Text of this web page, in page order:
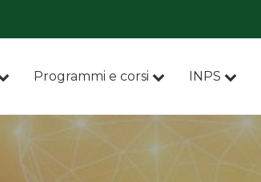
Programmi e corsi INPS